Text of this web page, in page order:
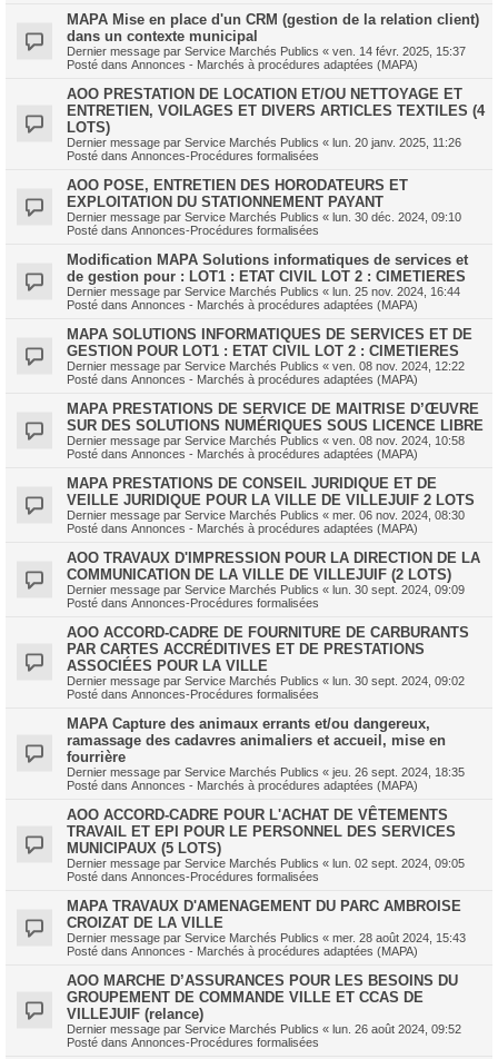
MAPA Mise en place d'un CRM (gestion de la relation client)
dans un contexte municipal
Dernier message par Service Marchés Publics « ven. 14 févr. 2025, 15:37
Posté dans Annonces - Marchés à procédures adaptées (MAPA)
AOO PRESTATION DE LOCATION ET/OU NETTOYAGE ET
ENTRETIEN, VOILAGES ET DIVERS ARTICLES TEXTILES (4
LOTS)
Dernier message par Service Marchés Publics « lun. 20 janv. 2025, 11:26
Posté dans Annonces-Procédures formalisées
AOO POSE, ENTRETIEN DES HORODATEURS ET
EXPLOITATION DU STATIONNEMENT PAYANT
Dernier message par Service Marchés Publics « lun. 30 déc. 2024, 09:10
Posté dans Annonces-Procédures formalisées
Modification MAPA Solutions informatiques de services et
de gestion pour : LOT1 : ETAT CIVIL LOT 2 : CIMETIERES
Dernier message par Service Marchés Publics « lun. 25 nov. 2024, 16:44
Posté dans Annonces - Marchés à procédures adaptées (MAPA)
MAPA SOLUTIONS INFORMATIQUES DE SERVICES ET DE
GESTION POUR LOT1 : ETAT CIVIL LOT 2 : CIMETIERES
Dernier message par Service Marchés Publics « ven. 08 nov. 2024, 12:22
Posté dans Annonces - Marchés à procédures adaptées (MAPA)
MAPA PRESTATIONS DE SERVICE DE MAITRISE D’ŒUVRE
SUR DES SOLUTIONS NUMÉRIQUES SOUS LICENCE LIBRE
Dernier message par Service Marchés Publics « ven. 08 nov. 2024, 10:58
Posté dans Annonces - Marchés à procédures adaptées (MAPA)
MAPA PRESTATIONS DE CONSEIL JURIDIQUE ET DE
VEILLE JURIDIQUE POUR LA VILLE DE VILLEJUIF 2 LOTS
Dernier message par Service Marchés Publics « mer. 06 nov. 2024, 08:30
Posté dans Annonces - Marchés à procédures adaptées (MAPA)
AOO TRAVAUX D'IMPRESSION POUR LA DIRECTION DE LA
COMMUNICATION DE LA VILLE DE VILLEJUIF (2 LOTS)
Dernier message par Service Marchés Publics « lun. 30 sept. 2024, 09:09
Posté dans Annonces-Procédures formalisées
AOO ACCORD-CADRE DE FOURNITURE DE CARBURANTS
PAR CARTES ACCRÉDITIVES ET DE PRESTATIONS
ASSOCIÉES POUR LA VILLE
Dernier message par Service Marchés Publics « lun. 30 sept. 2024, 09:02
Posté dans Annonces-Procédures formalisées
MAPA Capture des animaux errants et/ou dangereux,
ramassage des cadavres animaliers et accueil, mise en
fourrière
Dernier message par Service Marchés Publics « jeu. 26 sept. 2024, 18:35
Posté dans Annonces - Marchés à procédures adaptées (MAPA)
AOO ACCORD-CADRE POUR L'ACHAT DE VÊTEMENTS
TRAVAIL ET EPI POUR LE PERSONNEL DES SERVICES
MUNICIPAUX (5 LOTS)
Dernier message par Service Marchés Publics « lun. 02 sept. 2024, 09:05
Posté dans Annonces-Procédures formalisées
MAPA TRAVAUX D'AMENAGEMENT DU PARC AMBROISE
CROIZAT DE LA VILLE
Dernier message par Service Marchés Publics « mer. 28 août 2024, 15:43
Posté dans Annonces - Marchés à procédures adaptées (MAPA)
AOO MARCHE D’ASSURANCES POUR LES BESOINS DU
GROUPEMENT DE COMMANDE VILLE ET CCAS DE
VILLEJUIF (relance)
Dernier message par Service Marchés Publics « lun. 26 août 2024, 09:52
Posté dans Annonces-Procédures formalisées